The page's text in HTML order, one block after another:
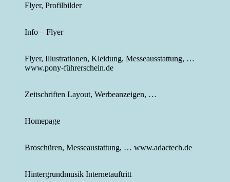
Flyer, Profilbilder
Info – Flyer
Flyer, Illustrationen, Kleidung, Messeausstattung, …
www.pony-führerschein.de
Zeitschriften Layout, Werbeanzeigen, …
Homepage
Broschüren, Messeaustattung, … www.adactech.de
Hintergrundmusik Internetauftritt